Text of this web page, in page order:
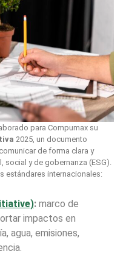
para Compumax su
2025, un documento
de forma clara y
social y de gobernanza (ESG).
estándares internacionales:
: marco de
impactos en
agua, emisiones,